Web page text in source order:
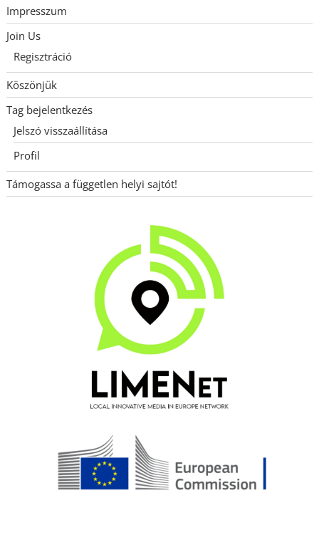
Impresszum
Join Us
Regisztráció
Köszönjük
Tag bejelentkezés
Jelszó visszaállítása
Profil
Támogassa a független helyi sajtót!